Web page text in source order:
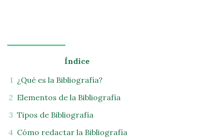
Índice
¿Qué es la Bibliografía?
Elementos de la Bibliografía
Tipos de Bibliografía
Cómo redactar la Bibliografía